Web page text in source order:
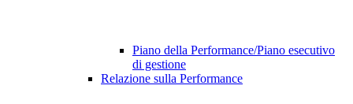
Piano della Performance/Piano esecutivo
di gestione
Relazione sulla Performance